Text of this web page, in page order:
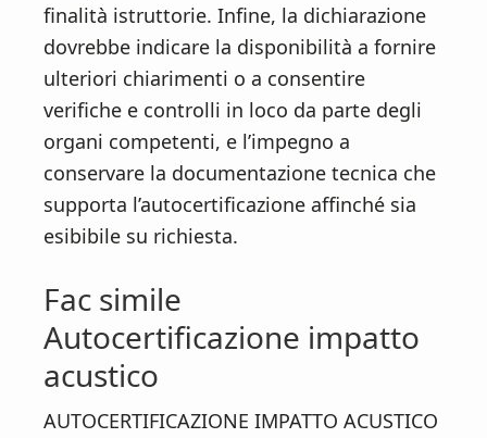
finalità istruttorie. Infine, la dichiarazione
dovrebbe indicare la disponibilità a fornire
ulteriori chiarimenti o a consentire
verifiche e controlli in loco da parte degli
organi competenti, e l’impegno a
conservare la documentazione tecnica che
supporta l’autocertificazione affinché sia
esibibile su richiesta.
Fac simile
Autocertificazione impatto
acustico​
AUTOCERTIFICAZIONE IMPATTO ACUSTICO